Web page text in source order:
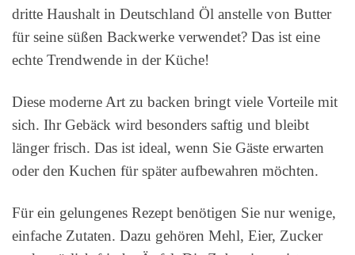
dritte Haushalt in Deutschland Öl anstelle von Butter
für seine süßen Backwerke verwendet? Das ist eine
echte Trendwende in der Küche!
Diese moderne Art zu backen bringt viele Vorteile mit
sich. Ihr Gebäck wird besonders saftig und bleibt
länger frisch. Das ist ideal, wenn Sie Gäste erwarten
oder den Kuchen für später aufbewahren möchten.
Für ein gelungenes Rezept benötigen Sie nur wenige,
einfache Zutaten. Dazu gehören Mehl, Eier, Zucker